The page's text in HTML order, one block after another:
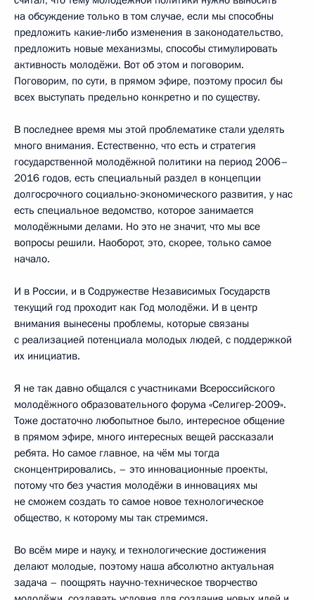
на обсуждение только в том случае, если мы способны
предложить какие‑либо изменения в законодательство,
предложить новые механизмы, способы стимулировать
активность молодёжи. Вот об этом и поговорим.
Поговорим, по сути, в прямом эфире, поэтому просил бы
всех выступать предельно конкретно и по существу.
В последнее время мы этой проблематике стали уделять
много внимания. Естественно, что есть и стратегия
государственной молодёжной политики на период 2006–
2016 годов, есть специальный раздел в концепции
долгосрочного социально-экономического развития, у нас
есть специальное ведомство, которое занимается
молодёжными делами. Но это не значит, что мы все
вопросы решили. Наоборот, это, скорее, только самое
начало.
И в России, и в Содружестве Независимых Государств
текущий год проходит как Год молодёжи. И в центр
внимания вынесены проблемы, которые связаны
с реализацией потенциала молодых людей, с поддержкой
их инициатив.
Я не так давно общался с участниками Всероссийского
молодёжного образовательного форума «Селигер-2009».
Тоже достаточно любопытное было, интересное общение
в прямом эфире, много интересных вещей рассказали
ребята. Но самое главное, на чём мы тогда
сконцентрировались, – это инновационные проекты,
потому что без участия молодёжи в инновациях мы
не сможем создать то самое новое технологическое
общество, к которому мы так стремимся.
Во всём мире и науку, и технологические достижения
делают молодые, поэтому наша абсолютно актуальная
задача – поощрять научно-техническое творчество